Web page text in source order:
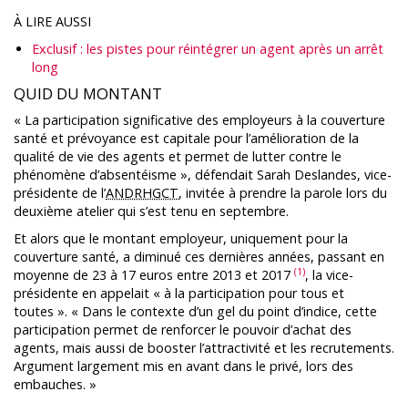
À LIRE AUSSI
Exclusif : les pistes pour réintégrer un agent après un arrêt
long
QUID DU MONTANT
« La participation significative des employeurs à la couverture
santé et prévoyance est capitale pour l’amélioration de la
qualité de vie des agents et permet de lutter contre le
phénomène d’absentéisme », défendait Sarah Deslandes, vice-
présidente de l’ANDRHGCT, invitée à prendre la parole lors du
deuxième atelier qui s’est tenu en septembre.
Et alors que le montant employeur, uniquement pour la
couverture santé, a diminué ces dernières années, passant en
moyenne de 23 à 17 euros entre 2013 et 2017 (1), la vice-
présidente en appelait « à la participation pour tous et
toutes ». « Dans le contexte d’un gel du point d’indice, cette
participation permet de renforcer le pouvoir d’achat des
agents, mais aussi de booster l’attractivité et les recrutements.
Argument largement mis en avant dans le privé, lors des
embauches. »